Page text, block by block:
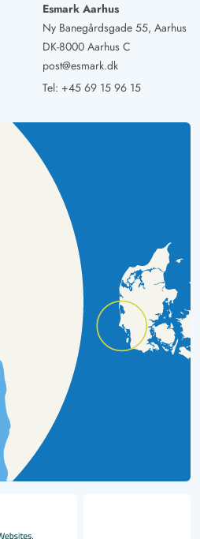
Esmark Aarhus
Ny Banegårdsgade 55, Aarhus
DK-8000 Aarhus C
post@esmark.dk
Tel: +45 69 15 96 15